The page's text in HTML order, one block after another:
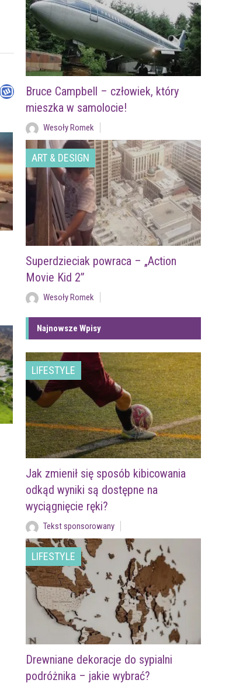
Bruce Campbell – człowiek, który
mieszka w samolocie!
Wesoły Romek
ART & DESIGN
Superdzieciak powraca – „Action
Movie Kid 2”
Wesoły Romek
Najnowsze Wpisy
LIFESTYLE
Jak zmienił się sposób kibicowania
odkąd wyniki są dostępne na
wyciągnięcie ręki?
Tekst sponsorowany
LIFESTYLE
Drewniane dekoracje do sypialni
podróżnika – jakie wybrać?